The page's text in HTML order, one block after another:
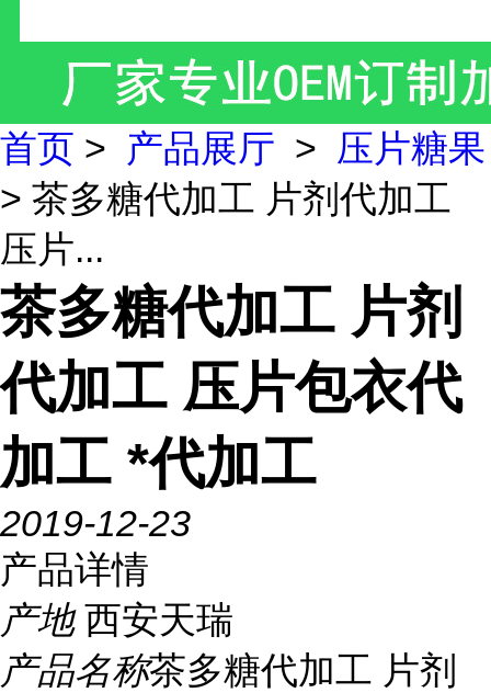
首页 > 产品展厅 > 压片糖果
> 茶多糖代加工 片剂代加工
压片...
茶多糖代加工 片剂
代加工 压片包衣代
加工 *代加工
2019-12-23
产品详情
产地 西安天瑞
产品名称茶多糖代加工 片剂